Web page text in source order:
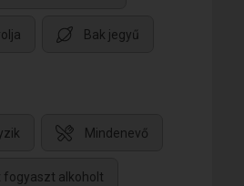
Bak jegyű
Mindenevő
fogyaszt alkoholt